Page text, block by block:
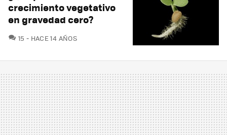
crecimiento vegetativo
en gravedad cero?
15 COMENTARIOS
HACE 14 AÑOS